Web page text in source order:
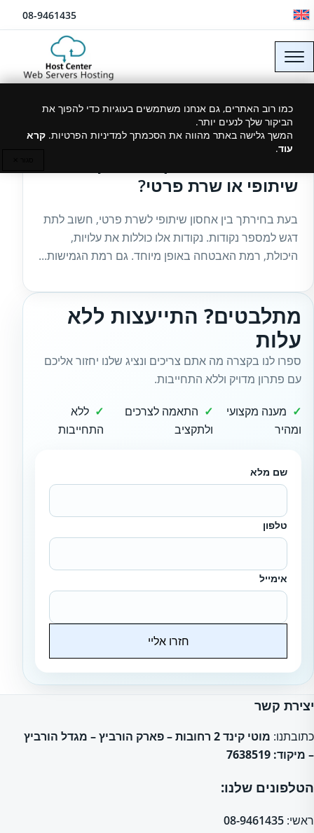
דלג לתוכן 08-9461435
כמו רוב האתרים, גם אנחנו משתמשים בעוגיות כדי להפוך את
הביקור שלך לנעים יותר.
המשך גלישה באתר מהווה את הסכמתך למדיניות הפרטיות. קרא
עוד.
19/06/2024
שיתופי או שרת פרטי?
בעת בחירתך בין אחסון שיתופי לשרת פרטי, חשוב לתת
דגש למספר נקודות. נקודות אלו כוללות את עלויות,
היכולת, רמת האבטחה באופן מיוחד. גם רמת הגמישות...
מתלבטים? התייעצות ללא
עלות
ספרו לנו בקצרה מה אתם צריכים ונציג שלנו יחזור אליכם
עם פתרון מדויק וללא התחייבות.
מענה מקצועי
ומהיר
התאמה לצרכים
ולתקציב
ללא
התחייבות
שם מלא
טלפון
אימייל
חזרו אליי
יצירת קשר
כתובתנו:
מוטי קינד 2 רחובות – פארק הורביץ – מגדל הורביץ
– מיקוד: 7638519
הטלפונים שלנו:
ראשי: 08-9461435